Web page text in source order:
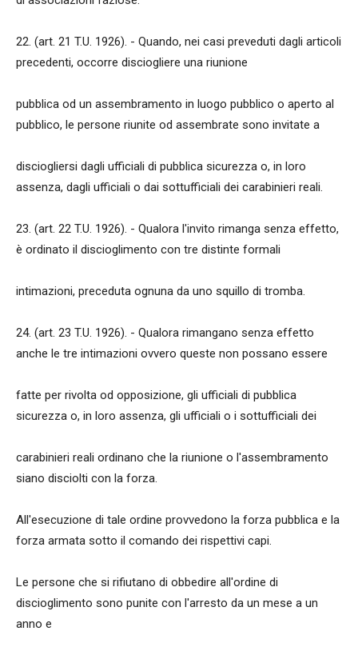
22. (art. 21 T.U. 1926). - Quando, nei casi preveduti dagli articoli
precedenti, occorre disciogliere una riunione
pubblica od un assembramento in luogo pubblico o aperto al
pubblico, le persone riunite od assembrate sono invitate a
disciogliersi dagli ufficiali di pubblica sicurezza o, in loro
assenza, dagli ufficiali o dai sottufficiali dei carabinieri reali.
23. (art. 22 T.U. 1926). - Qualora l'invito rimanga senza effetto,
è ordinato il discioglimento con tre distinte formali
intimazioni, preceduta ognuna da uno squillo di tromba.
24. (art. 23 T.U. 1926). - Qualora rimangano senza effetto
anche le tre intimazioni ovvero queste non possano essere
fatte per rivolta od opposizione, gli ufficiali di pubblica
sicurezza o, in loro assenza, gli ufficiali o i sottufficiali dei
carabinieri reali ordinano che la riunione o l'assembramento
siano disciolti con la forza.
All'esecuzione di tale ordine provvedono la forza pubblica e la
forza armata sotto il comando dei rispettivi capi.
Le persone che si rifiutano di obbedire all'ordine di
discioglimento sono punite con l'arresto da un mese a un
anno e